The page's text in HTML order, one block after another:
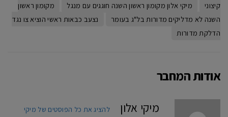
קיצוני
מיקי אלון מקומון ראשון השנה חוגגים עם מנגל
מקומון ראשון
השנה לא מדליקים מדורות בל"ג בעומר
נצעב כבאות ראשי הוציא צו נגד
הדלקת מדורות
אודות המחבר
מיקי אלון
להציג את כל הפוסטים של מיקי